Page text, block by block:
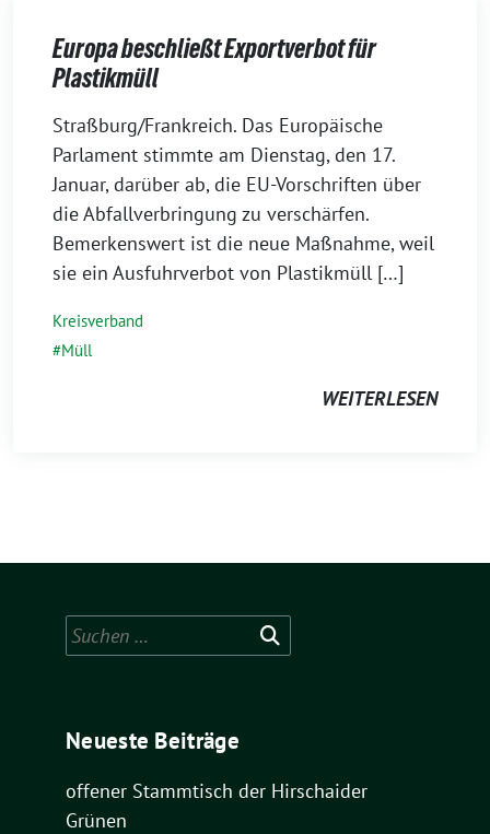
Europa beschließt Exportverbot für
Plastikmüll
26.
Januar
2023
Straßburg/Frankreich. Das Europäische
Parlament stimmte am Dienstag, den 17.
Januar, darüber ab, die EU-Vorschriften über
die Abfallverbringung zu verschärfen.
Bemerkenswert ist die neue Maßnahme, weil
sie ein Ausfuhrverbot von Plastikmüll […]
Kreisverband
Müll
WEITERLESEN
Suchen
nach:
Neueste Beiträge
offener Stammtisch der Hirschaider
Grünen